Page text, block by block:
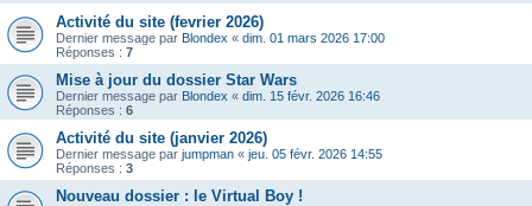
Activité du site (fevrier 2026)
Dernier message par Blondex « dim. 01 mars 2026 17:00
Réponses : 7
Mise à jour du dossier Star Wars
Dernier message par Blondex « dim. 15 févr. 2026 16:46
Réponses : 6
Activité du site (janvier 2026)
Dernier message par jumpman « jeu. 05 févr. 2026 14:55
Réponses : 3
Nouveau dossier : le Virtual Boy !